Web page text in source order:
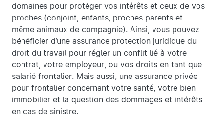
domaines pour protéger vos intérêts et ceux de vos
proches (conjoint, enfants, proches parents et
même animaux de compagnie). Ainsi, vous pouvez
bénéficier d’une assurance protection juridique du
droit du travail pour régler un conflit lié à votre
contrat, votre employeur, ou vos droits en tant que
salarié frontalier. Mais aussi, une assurance privée
pour frontalier concernant votre santé, votre bien
immobilier et la question des dommages et intérêts
en cas de sinistre.